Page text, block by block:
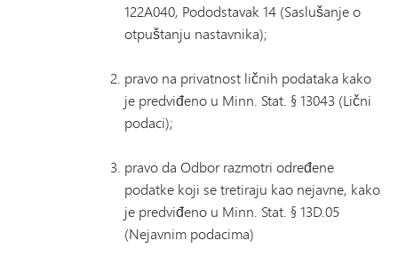
122A040, Pododstavak 14 (Saslušanje o
otpuštanju nastavnika);
pravo na privatnost ličnih podataka kako
je predviđeno u Minn. Stat. § 13043 (Lični
podaci);
pravo da Odbor razmotri određene
podatke koji se tretiraju kao nejavne, kako
je predviđeno u Minn. Stat. § 13D.05
(Nejavnim podacima)